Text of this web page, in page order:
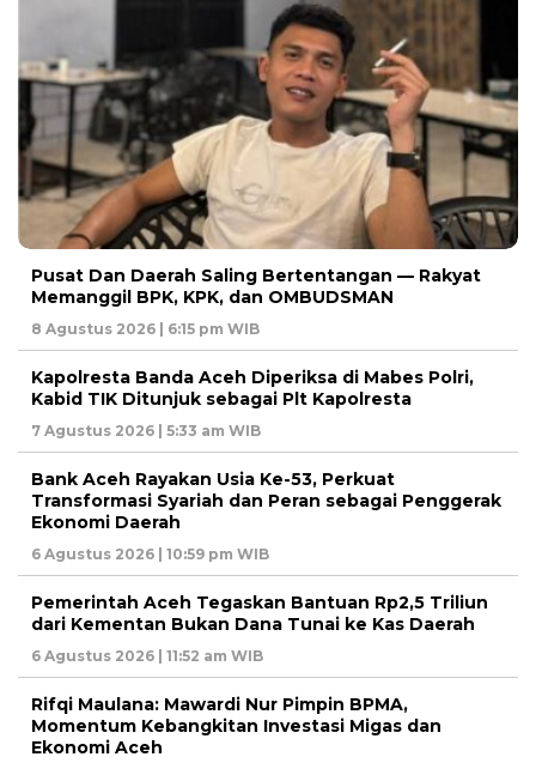
Pusat Dan Daerah Saling Bertentangan — Rakyat
Memanggil BPK, KPK, dan OMBUDSMAN
8 Agustus 2026 | 6:15 pm WIB
Kapolresta Banda Aceh Diperiksa di Mabes Polri,
Kabid TIK Ditunjuk sebagai Plt Kapolresta
7 Agustus 2026 | 5:33 am WIB
Bank Aceh Rayakan Usia Ke-53, Perkuat
Transformasi Syariah dan Peran sebagai Penggerak
Ekonomi Daerah
6 Agustus 2026 | 10:59 pm WIB
Pemerintah Aceh Tegaskan Bantuan Rp2,5 Triliun
dari Kementan Bukan Dana Tunai ke Kas Daerah
6 Agustus 2026 | 11:52 am WIB
Rifqi Maulana: Mawardi Nur Pimpin BPMA,
Momentum Kebangkitan Investasi Migas dan
Ekonomi Aceh